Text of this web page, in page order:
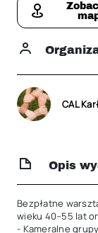
CAL
Opis
Bezpłatne
wieku 40–55 lat
- Kameralne